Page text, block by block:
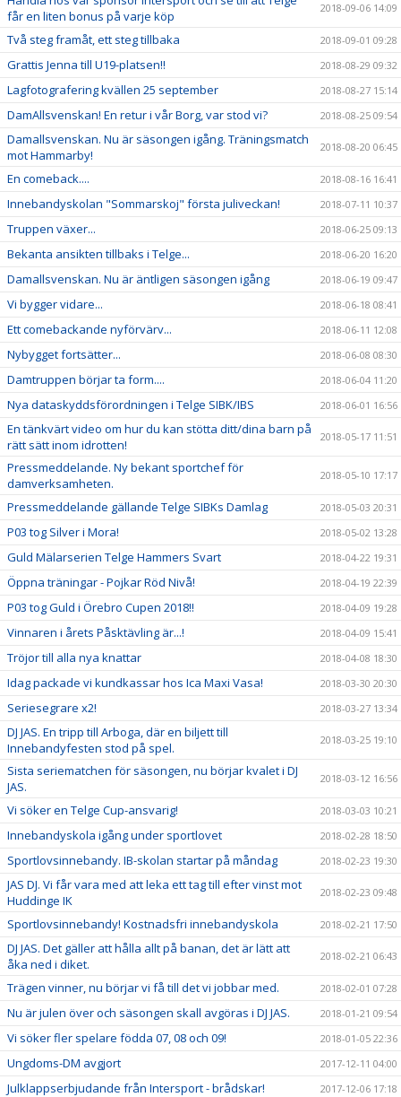
får en liten bonus på varje köp
2018-09-06 14:09
Två steg framåt, ett steg tillbaka 2018-09-01 09:28
Grattis Jenna till U19-platsen!! 2018-08-29 09:32
Lagfotografering kvällen 25 september 2018-08-27 15:14
DamAllsvenskan! En retur i vår Borg, var stod vi? 2018-08-25 09:54
Damallsvenskan. Nu är säsongen igång. Träningsmatch
mot Hammarby!
2018-08-20 06:45
En comeback.... 2018-08-16 16:41
Innebandyskolan "Sommarskoj" första juliveckan! 2018-07-11 10:37
Truppen växer... 2018-06-25 09:13
Bekanta ansikten tillbaks i Telge... 2018-06-20 16:20
Damallsvenskan. Nu är äntligen säsongen igång 2018-06-19 09:47
Vi bygger vidare... 2018-06-18 08:41
Ett comebackande nyförvärv... 2018-06-11 12:08
Nybygget fortsätter... 2018-06-08 08:30
Damtruppen börjar ta form.... 2018-06-04 11:20
Nya dataskyddsförordningen i Telge SIBK/IBS 2018-06-01 16:56
En tänkvärt video om hur du kan stötta ditt/dina barn på
rätt sätt inom idrotten!
2018-05-17 11:51
Pressmeddelande. Ny bekant sportchef för
damverksamheten.
2018-05-10 17:17
Pressmeddelande gällande Telge SIBKs Damlag 2018-05-03 20:31
P03 tog Silver i Mora! 2018-05-02 13:28
Guld Mälarserien Telge Hammers Svart 2018-04-22 19:31
Öppna träningar - Pojkar Röd Nivå! 2018-04-19 22:39
P03 tog Guld i Örebro Cupen 2018!! 2018-04-09 19:28
Vinnaren i årets Påsktävling är...! 2018-04-09 15:41
Tröjor till alla nya knattar 2018-04-08 18:30
Idag packade vi kundkassar hos Ica Maxi Vasa! 2018-03-30 20:30
Seriesegrare x2! 2018-03-27 13:34
DJ JAS. En tripp till Arboga, där en biljett till
Innebandyfesten stod på spel.
2018-03-25 19:10
Sista seriematchen för säsongen, nu börjar kvalet i DJ
JAS.
2018-03-12 16:56
Vi söker en Telge Cup-ansvarig! 2018-03-03 10:21
Innebandyskola igång under sportlovet 2018-02-28 18:50
Sportlovsinnebandy. IB-skolan startar på måndag 2018-02-23 19:30
JAS DJ. Vi får vara med att leka ett tag till efter vinst mot
Huddinge IK
2018-02-23 09:48
Sportlovsinnebandy! Kostnadsfri innebandyskola 2018-02-21 17:50
DJ JAS. Det gäller att hålla allt på banan, det är lätt att
åka ned i diket.
2018-02-21 06:43
Trägen vinner, nu börjar vi få till det vi jobbar med. 2018-02-01 07:28
Nu är julen över och säsongen skall avgöras i DJ JAS. 2018-01-21 09:54
Vi söker fler spelare födda 07, 08 och 09! 2018-01-05 22:36
Ungdoms-DM avgjort 2017-12-11 04:00
Julklappserbjudande från Intersport - brådskar! 2017-12-06 17:18